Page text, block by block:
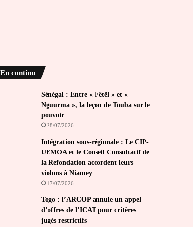
En continu
Sénégal : Entre « Fëtël » et «
Nguurma », la leçon de Touba sur le
pouvoir
28/07/2026
Intégration sous-régionale : Le CIP-
UEMOA et le Conseil Consultatif de
la Refondation accordent leurs
violons à Niamey
17/07/2026
Togo : l’ARCOP annule un appel
d’offres de l’ICAT pour critères
jugés restrictifs